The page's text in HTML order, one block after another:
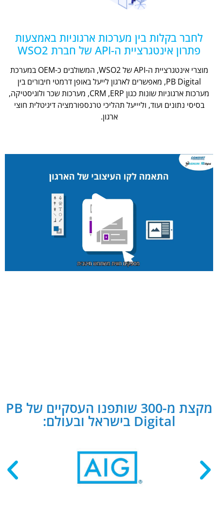
לחבר בקלות בין מערכות ארגוניות באמצעות
פתרון אינטגרציית ה-API של חברת WSO2
מוצרי אינטגרציית ה-API של WSO2, המשולבים כ-OEM במערכת
PB Digital, מאפשרים לארגון לייעל באופן דרמטי חיבורים בין
מערכות ארגוניות שונות כגון CRM ,ERP, מערכות שכר ולוגיסטיקה,
בסיסי נתונים ועוד, וליייעל תהליכי טרנספורמציה דיגיטלית חוצי
ארגון.
מקצת מ-300 שותפנו העסקיים של PB
Digital בישראל ובעולם: